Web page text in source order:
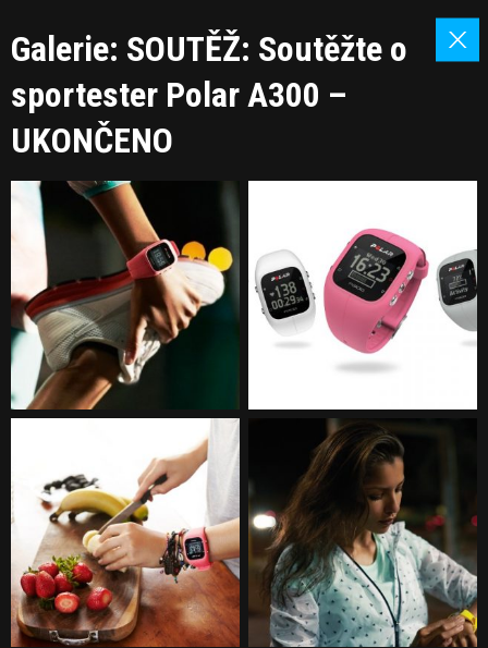
Galerie: SOUTĚŽ: Soutěžte o
sportester Polar A300 –
UKONČENO